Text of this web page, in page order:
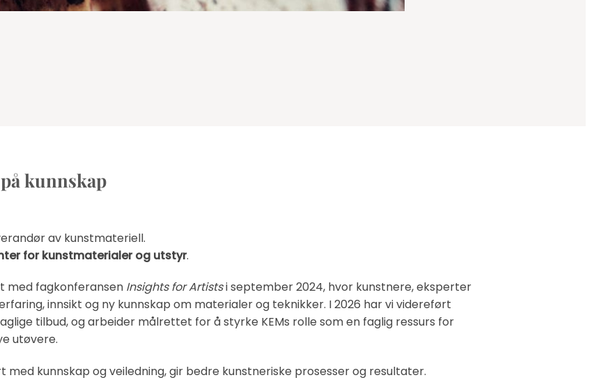
kunnskap
av kunstmateriell.
for kunstmaterialer og utstyr.
med fagkonferansen Insights for Artistsi september 2024, hvor kunstnere, eksperter
innsikt og ny kunnskap om materialer og teknikker. I 2026 har vi videreført
tilbud, og arbeider målrettet for å styrke KEMs rolle som en faglig ressurs for
utøvere.
kunnskap og veiledning, gir bedre kunstneriske prosesser og resultater.